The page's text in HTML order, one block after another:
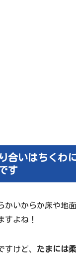
合いはちくわ
す
かいからか床や地
すよね！
すけど、 たまには